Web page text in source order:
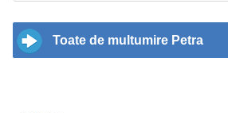
Toate de multumire Petra